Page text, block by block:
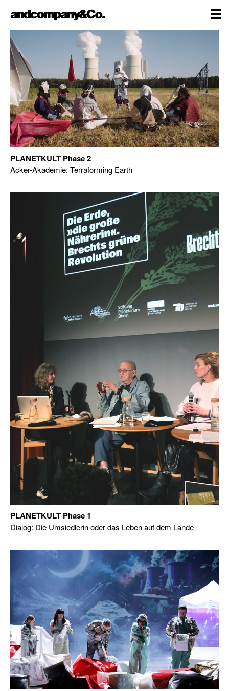
Inhalt
andcompany&Co
Home
PLANETKULT Phase 2
Acker-Akademie: Terraforming Earth
PLANETKULT Phase 1
Dialog: Die Umsiedlerin oder das Leben auf dem Lande